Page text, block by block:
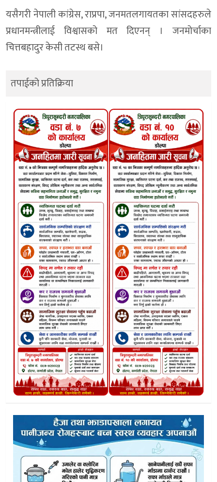
यसैगरी नेपाली कांग्रेस, राप्रपा, जनमतलगायतका सांसदहरुले
प्रधानमन्त्रीलाई विश्वासको मत दिएनन् । जनमोर्चाका
चित्तबहादुर केसी तटस्थ बसे।
तपाईको प्रतिक्रिया